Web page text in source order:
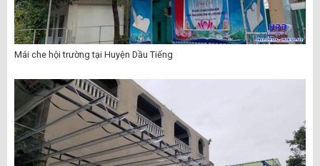
Mái che hội trường tại Huyện Dầu Tiếng